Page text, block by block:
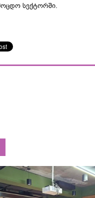
სექტორში.